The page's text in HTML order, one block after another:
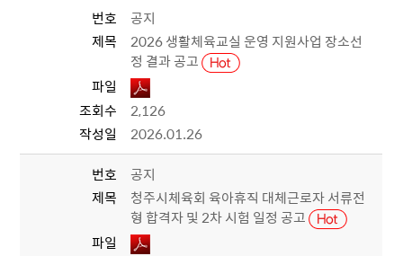
번호
공지
제목
2026 생활체육교실 운영 지원사업 장소선
정 결과 공고
파일
조회수
2,126
작성일
2026.01.26
번호
공지
제목
청주시체육회 육아휴직 대체근로자 서류전
형 합격자 및 2차 시험 일정 공고
파일